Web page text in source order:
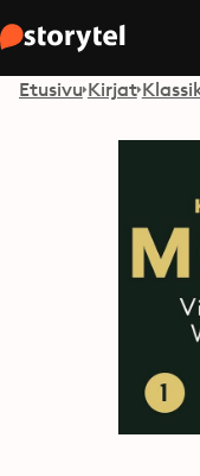
Etusivu Kirjat